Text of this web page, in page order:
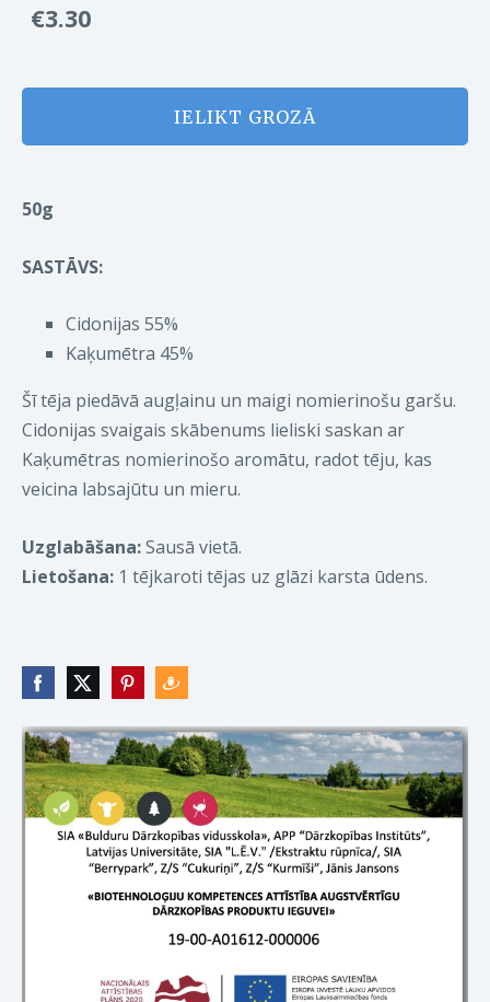
€3.30
IELIKT GROZĀ
50g
SASTĀVS:
Cidonijas 55%
Kaķumētra 45%
Šī tēja piedāvā augļainu un maigi nomierinošu garšu.
Cidonijas svaigais skābenums lieliski saskan ar
Kaķumētras nomierinošo aromātu, radot tēju, kas
veicina labsajūtu un mieru.
Uzglabāšana:Sausā vietā.
Lietošana: 1 tējkaroti tējas uz glāzi karsta ūdens.